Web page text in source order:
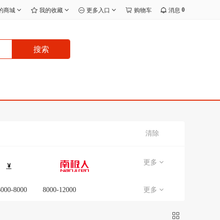
商城 我的收藏 更多入口 购物车 消息 0
搜索
清除
更多
8000 8000-12000 更多